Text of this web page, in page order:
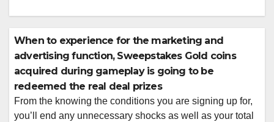
providing a sophisticated platform and you may a good
„no-purchase-necessary” model you to definitely pulls
aggressive casino admirers. Alternative methods so you
[…]
When to experience for the marketing and
advertising function, Sweepstakes Gold coins
acquired during gameplay is going to be
redeemed the real deal prizes
From the knowing the conditions you are signing up for,
you’ll end any unnecessary shocks as well as your total